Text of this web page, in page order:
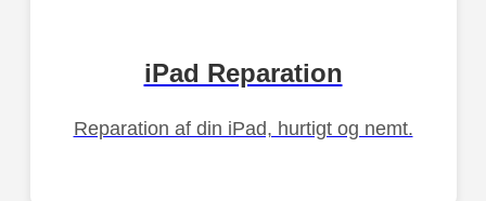
iPad Reparation
Reparation af din iPad, hurtigt og nemt.